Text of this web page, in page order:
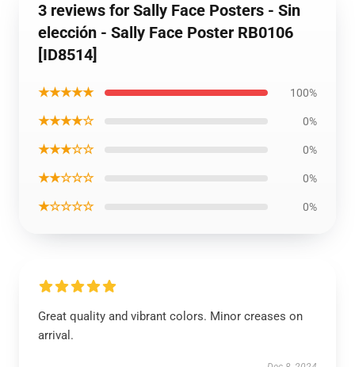
3 reviews for Sally Face Posters - Sin
elección - Sally Face Poster RB0106
[ID8514]
★★★★★ 100%
★★★★☆ 0%
★★★☆☆ 0%
★★☆☆☆ 0%
★☆☆☆☆ 0%
Great quality and vibrant colors. Minor creases on
arrival.